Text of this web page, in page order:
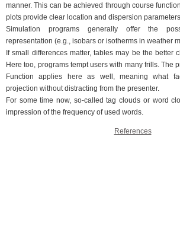
manner. This can be achieved through course
plots provide clear location and dispersion
Simulation programs generally offer the
representation (e.g., isobars or isotherms in weather
If small differences matter, tables may be the better
Here too, programs tempt users with many frills. The
Function applies here as well, meaning what
projection without distracting from the presenter.
For some time now, so-called tag clouds or word
impression of the frequency of used words.
References